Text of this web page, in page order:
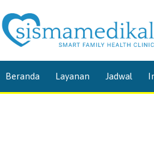
Beranda Layanan Jadwal